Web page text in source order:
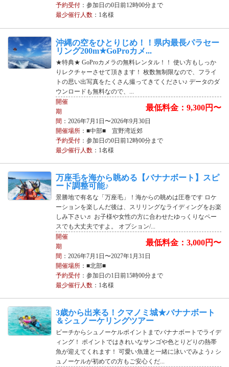
予約受付：参加日の0日前12時00分まで
最少催行人数：1名様
沖縄の空をひとりじめ！！県内最長パラセー
リング200m★GoProカメ...
★特典★ GoProカメラの無料レンタル！！ 使い方もしっか
りレクチャーさせて頂きます！ 枚数無制限なので、フライ
トの思い出写真をたくさん撮ってきてください♪ データのダ
ウンロードも無料なので、...
最低料金：9,300円〜
開催
期
間 ：2026年7月1日〜2026年9月30日
開催場所：■中部■ 宜野湾近郊
予約受付：参加日の0日前12時00分まで
最少催行人数：1名様
万座毛を海から眺める【バナナボート】スピ
ード調整可能♪
景勝地で有名な「万座毛」！海からの眺めは圧巻です ロケ
ーションを楽しんだ後は、スリリングなライディングをお楽
しみ下さい♬ お子様や女性の方に合わせたゆっくりなペー
スでも大丈夫ですよ。 オプション/...
最低料金：3,000円〜
開催
期
間 ：2026年7月1日〜2027年1月31日
開催場所：■北部■
予約受付：参加日の1日前15時00分まで
最少催行人数：1名様
3歳から出来る！クマノミ城★バナナボート
＆シュノーケリングツアー
ビーチからシュノーケルポイントまでバナナボートでライデ
ィング！ ポイントではきれいなサンゴや色とりどりの熱帯
魚が迎えてくれます！ 可愛い魚達と一緒に泳いでみよう♪ シ
ュノーケルが初めての方もご安心くだ...